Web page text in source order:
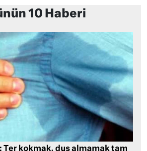
10 Haberi
Ter kokmak, duş almamak tam